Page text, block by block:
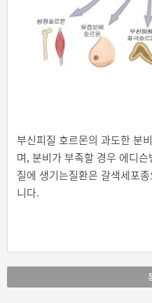
부신피질 호르몬의 과도한 분
며, 분비가 부족할 경우 에디
질에 생기는질환은 갈색세포
니다.